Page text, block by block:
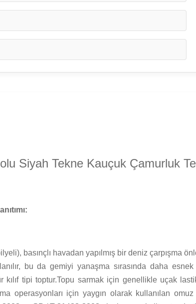
Siyah Tekne Kauçuk Çamurluk
basınçlı havadan yapılmış bir deniz çarpışma
bu da gemiyi yanaşma sırasında daha
kılıf tipi toptur.Topu sarmak için genellikle uçak
operasyonları için yaygın olarak kullanılan